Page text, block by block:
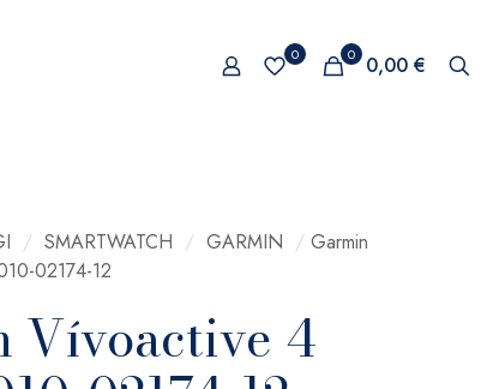
0 0 0,00 €
/ SMARTWATCH / GARMIN / Garmin
02174-12
Vívoactive 4